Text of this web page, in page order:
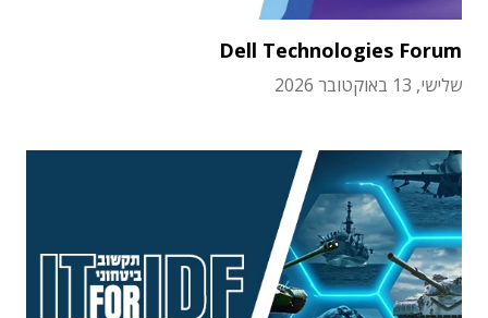
Dell Technologies Forum
שלישי, 13 באוקטובר 2026